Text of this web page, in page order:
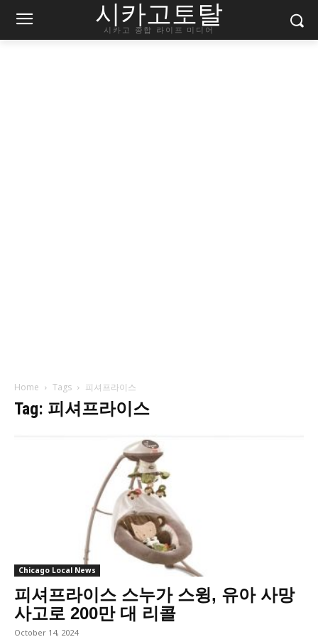
시카고토탈
시카고 종합 라이프 미디어
Home Tags 피셔프라이스
Tag: 피셔프라이스
Chicago Local News
피셔프라이스 스누가 스윙, 유아 사망
사고로 200만 대 리콜
October 14, 2024